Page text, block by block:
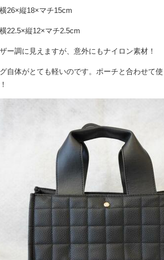
26×縦18×マチ15cm
22.5×縦12×マチ2.5cm
ー調に見えますが、意外にもナイロン素材！
自体がとても軽いのです。ポーチと合わせて